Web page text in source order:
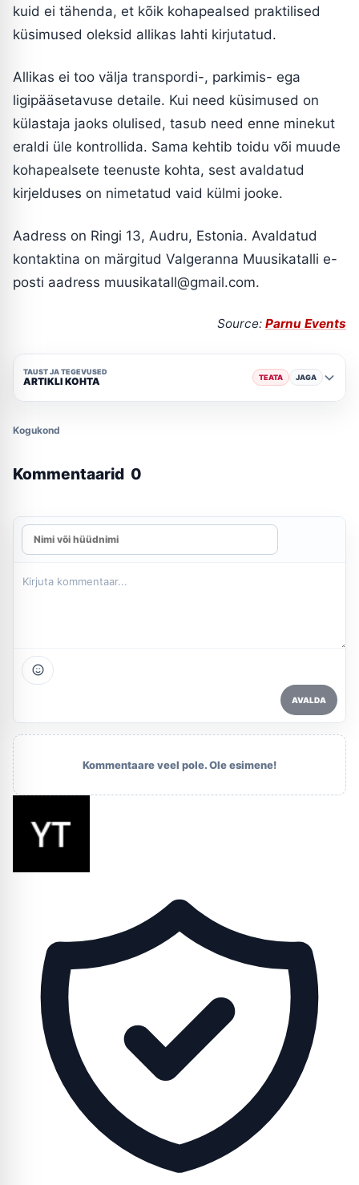
kuid ei tähenda, et kõik kohapealsed praktilised
küsimused oleksid allikas lahti kirjutatud.
Allikas ei too välja transpordi-, parkimis- ega
ligipääsetavuse detaile. Kui need küsimused on
külastaja jaoks olulised, tasub need enne minekut
eraldi üle kontrollida. Sama kehtib toidu või muude
kohapealsete teenuste kohta, sest avaldatud
kirjelduses on nimetatud vaid külmi jooke.
Aadress on Ringi 13, Audru, Estonia. Avaldatud
kontaktina on märgitud Valgeranna Muusikatalli e-
posti aadress muusikatall@gmail.com.
Source: Parnu Events
TAUST JA TEGEVUSED
ARTIKLI KOHTA TEATA JAGA
Kogukond
Kommentaarid 0
AVALDA
Kommentaare veel pole. Ole esimene!